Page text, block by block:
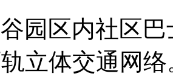
区内社区巴
立体交通网